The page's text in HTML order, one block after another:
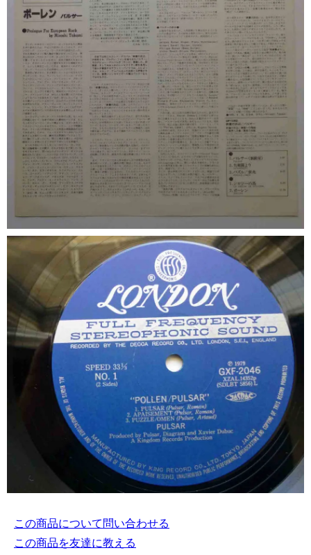
この商品について問い合わせる
この商品を友達に教える